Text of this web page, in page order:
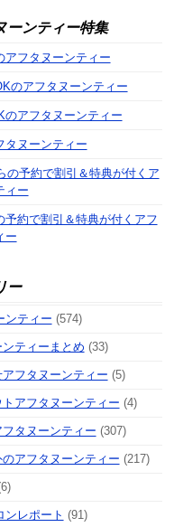
ーンティー特集
フタヌーンティー
のアフタヌーンティー
アフタヌーンティー
ヌーンティー
の予約で割引＆特典が付くア
ィー
約で割引＆特典が付くアフ
ー
ー
ティー (574)
ティーまとめ (33)
フタヌーンティー (5)
アフタヌーンティー (4)
タヌーンティー (307)
アフタヌーンティー (217)
レポート (91)